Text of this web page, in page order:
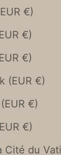
Canada (EUR €)
Chypre (EUR €)
Croatie (EUR €)
Danemark (EUR €)
Espagne (EUR €)
Estonie (EUR €)